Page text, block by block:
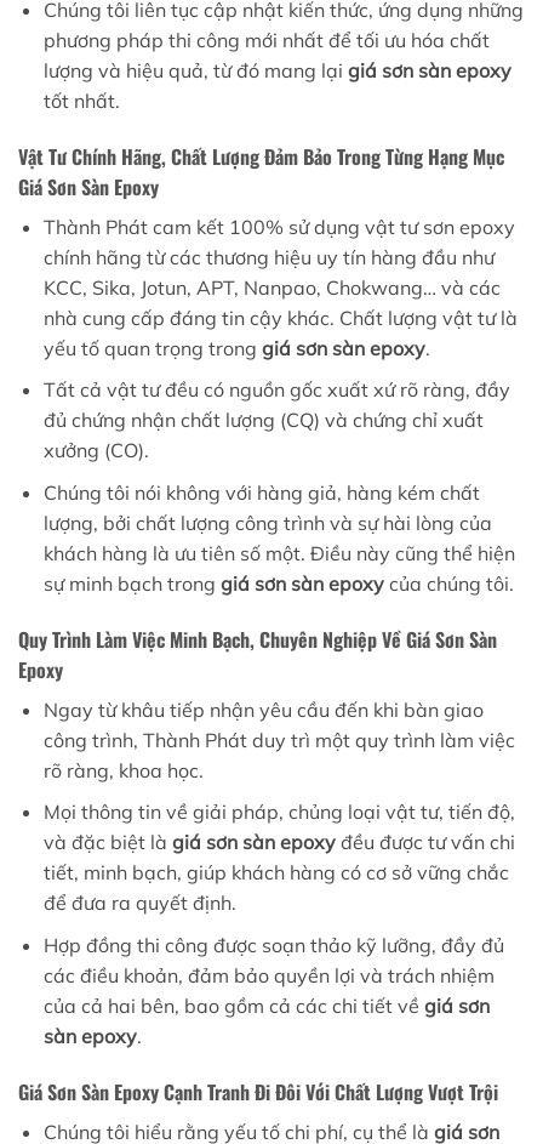
Chúng tôi liên tục cập nhật kiến thức, ứng dụng những
phương pháp thi công mới nhất để tối ưu hóa chất
lượng và hiệu quả, từ đó mang lại giá sơn sàn epoxy
tốt nhất.
Vật Tư Chính Hãng, Chất Lượng Đảm Bảo Trong Từng Hạng Mục
Giá Sơn Sàn Epoxy
Thành Phát cam kết 100% sử dụng vật tư sơn epoxy
chính hãng từ các thương hiệu uy tín hàng đầu như
KCC, Sika, Jotun, APT, Nanpao, Chokwang… và các
nhà cung cấp đáng tin cậy khác. Chất lượng vật tư là
yếu tố quan trọng trong giá sơn sàn epoxy.
Tất cả vật tư đều có nguồn gốc xuất xứ rõ ràng, đầy
đủ chứng nhận chất lượng (CQ) và chứng chỉ xuất
xưởng (CO).
Chúng tôi nói không với hàng giả, hàng kém chất
lượng, bởi chất lượng công trình và sự hài lòng của
khách hàng là ưu tiên số một. Điều này cũng thể hiện
sự minh bạch trong giá sơn sàn epoxycủa chúng tôi.
Quy Trình Làm Việc Minh Bạch, Chuyên Nghiệp Về Giá Sơn Sàn
Epoxy
Ngay từ khâu tiếp nhận yêu cầu đến khi bàn giao
công trình, Thành Phát duy trì một quy trình làm việc
rõ ràng, khoa học.
Mọi thông tin về giải pháp, chủng loại vật tư, tiến độ,
và đặc biệt là giá sơn sàn epoxyđều được tư vấn chi
tiết, minh bạch, giúp khách hàng có cơ sở vững chắc
để đưa ra quyết định.
Hợp đồng thi công được soạn thảo kỹ lưỡng, đầy đủ
các điều khoản, đảm bảo quyền lợi và trách nhiệm
của cả hai bên, bao gồm cả các chi tiết về giá sơn
sàn epoxy.
Giá Sơn Sàn Epoxy Cạnh Tranh Đi Đôi Với Chất Lượng Vượt Trội
Chúng tôi hiểu rằng yếu tố chi phí, cụ thể là giá sơn